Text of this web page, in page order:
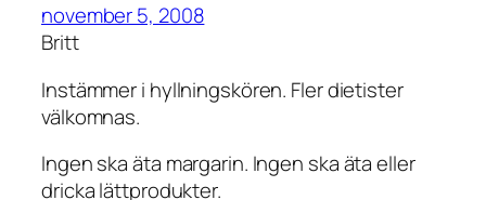
november 5, 2008
Britt
Instämmer i hyllningskören. Fler dietister
välkomnas.
Ingen ska äta margarin. Ingen ska äta eller
dricka lättprodukter.